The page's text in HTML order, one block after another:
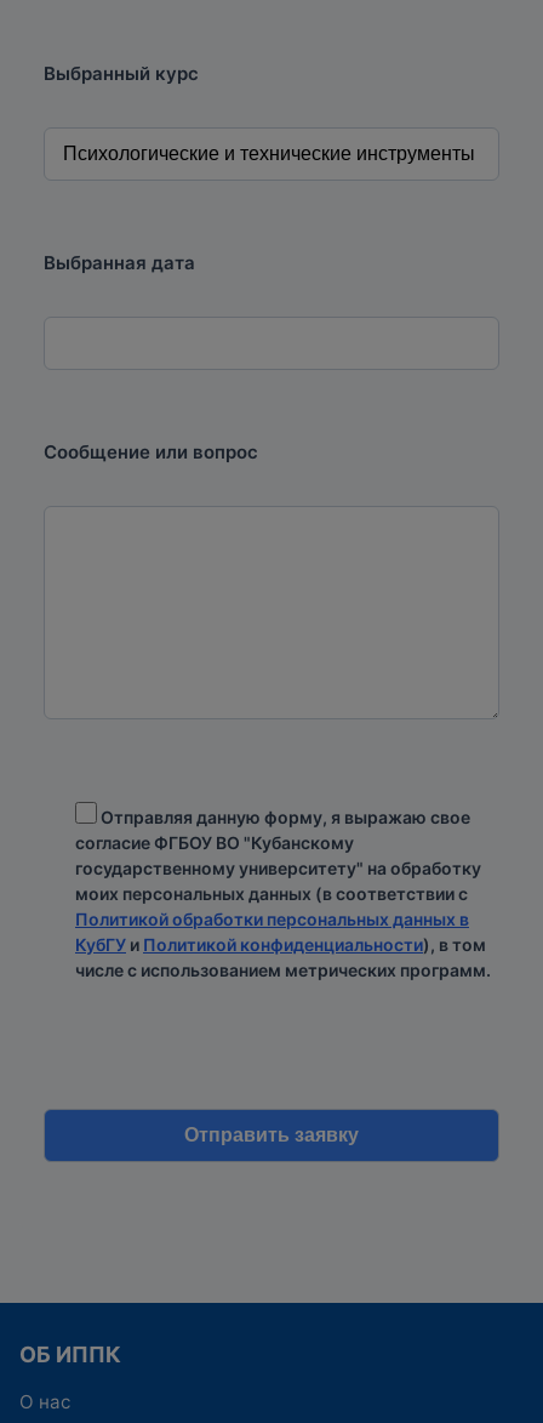
Выбранный курс
Выбранная дата
Сообщение или вопрос
Отправляя данную форму, я выражаю свое
согласие ФГБОУ ВО "Кубанскому
государственному университету" на обработку
моих персональных данных (в соответствии с
Политикой обработки персональных данных в
КубГУ и Политикой конфиденциальности), в том
числе с использованием метрических программ.
ОБ ИППК
О нас